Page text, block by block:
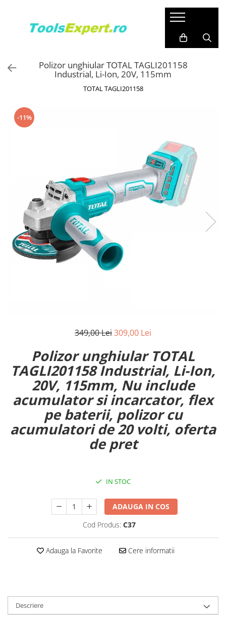
Produse
Polizor unghiular TOTAL TAGLI201158
Industrial, Li-Ion, 20V, 115mm
TOTAL TAGLI201158
-11%
349,00 Lei309,00 Lei
Polizor unghiular TOTAL
TAGLI201158 Industrial, Li-Ion,
20V, 115mm, Nu include
acumulator si incarcator, flex
pe baterii, polizor cu
acumulatori de 20 volti, oferta
de pret
IN STOC
ADAUGA IN COS
Cod Produs: C37
Adauga la Favorite Cere informatii
Descriere